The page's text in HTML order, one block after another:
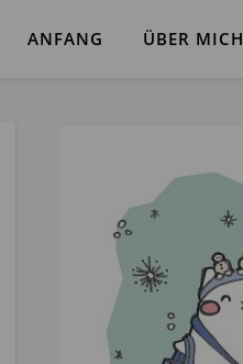
ANFANG ÜBER MICH